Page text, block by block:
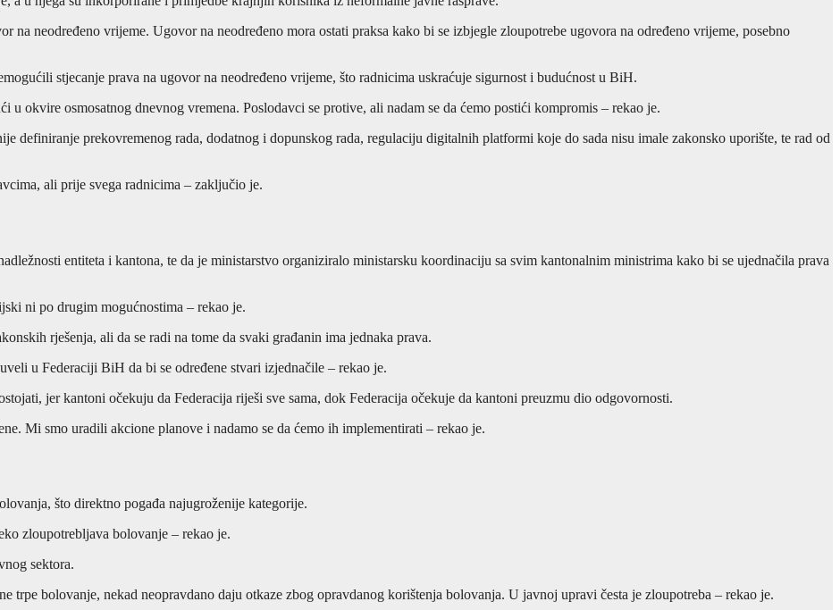
na neodređeno vrijeme. Ugovor na neodređeno mora ostati praksa kako bi se izbjegle zloupotrebe ugovora na određeno vrijeme, posebno
stjecanje prava na ugovor na neodređeno vrijeme, što radnicima uskraćuje sigurnost i budućnost u BiH.
okvire osmosatnog dnevnog vremena. Poslodavci se protive, ali nadam se da ćemo postići kompromis – rekao je.
definiranje prekovremenog rada, dodatnog i dopunskog rada, regulaciju digitalnih platformi koje do sada nisu imale zakonsko uporište, te rad od
ali prije svega radnicima – zaključio je.
entiteta i kantona, te da je ministarstvo organiziralo ministarsku koordinaciju sa svim kantonalnim ministrima kako bi se ujednačila prava
ni po drugim mogućnostima – rekao je.
rješenja, ali da se radi na tome da svaki građanin ima jednaka prava.
u Federaciji BiH da bi se određene stvari izjednačile – rekao je.
jer kantoni očekuju da Federacija riješi sve sama, dok Federacija očekuje da kantoni preuzmu dio odgovornosti.
Mi smo uradili akcione planove i nadamo se da ćemo ih implementirati – rekao je.
što direktno pogađa najugroženije kategorije.
zloupotrebljava bolovanje – rekao je.
sektora.
trpe bolovanje, nekad neopravdano daju otkaze zbog opravdanog korištenja bolovanja. U javnoj upravi česta je zloupotreba – rekao je.